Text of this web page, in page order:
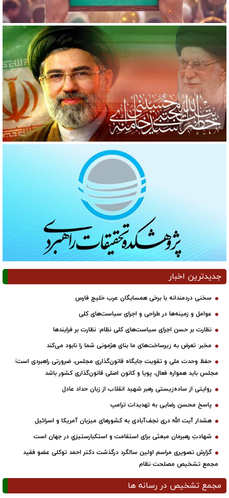
جدیدترین اخبار
سخنی دردمندانه با برخی همسایگان عرب خلیج فارس
عوامل و زمینه‌ها در طراحی و اجرای سیاست‌های کلی
نظارت بر حسن اجرای سیاست‌های کلی نظام: نظارت بر فرایندها
مخبر: تعرض به زیرساخت‌های ما بنای هژمونی شما را نابود می‌کند
حفظ وحدت ملی و تقویت جایگاه قانون‌گذاری مجلس، ضرورتی راهبردی است/
مجلس باید همواره فعال، پویا و کانون اصلی قانون‌گذاری کشور باشد
روایتی از ساده‌زیستی رهبر شهید انقلاب از زبان حداد عادل
پاسخ محسن رضایی به تهدیدات ترامپ
هشدار آیت الله دری نجف‌آبادی به کشورهای میزبان آمریکا و اسرائیل
شهادتِ رهبرمان مبعثی برای استقامت و استکبارستیزیِ در جهان است
گزارش تصویری مراسم اولین سالگرد درگذشت دکتر احمد توکلی عضو فقید
مجمع تشخیص مصلحت نظام
مجمع تشخیص در رسانه ها